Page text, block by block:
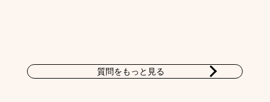
質問をもっと見る